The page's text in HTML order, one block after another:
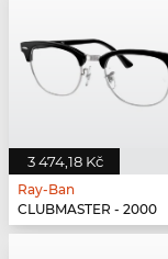
3 474,18 Kč
Ray-Ban
CLUBMASTER - 2000